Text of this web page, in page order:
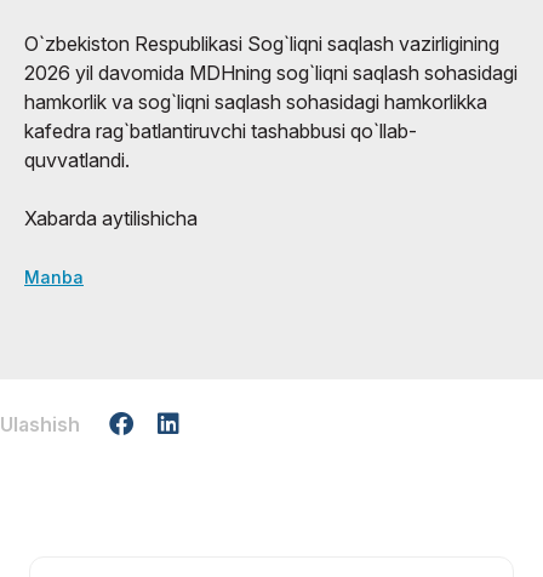
O`zbekiston Respublikasi Sog`liqni saqlash vazirligining
2026 yil davomida MDHning sog`liqni saqlash sohasidagi
hamkorlik va sog`liqni saqlash sohasidagi hamkorlikka
kafedra rag`batlantiruvchi tashabbusi qo`llab-
quvvatlandi.
Xabarda aytilishicha
Manba
Ulashish